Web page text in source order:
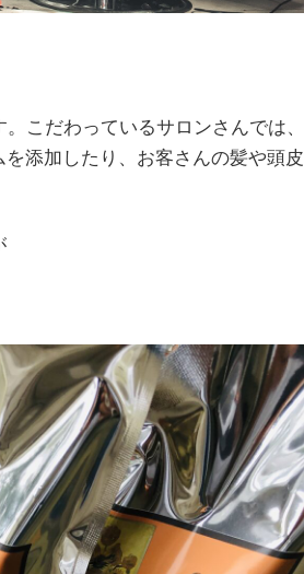
こだわっているサロンさんでは、
添加したり、お客さんの髪や頭皮